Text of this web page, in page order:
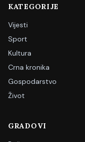
KATEGORIJE
Vijesti
Sport
Kultura
Crna kronika
Gospodarstvo
Život
GRADOVI